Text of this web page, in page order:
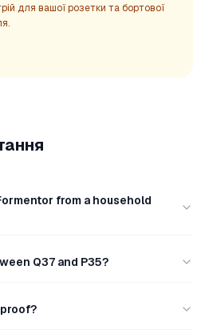
для вашої розетки та бортової
from a household
Q37 and P35?